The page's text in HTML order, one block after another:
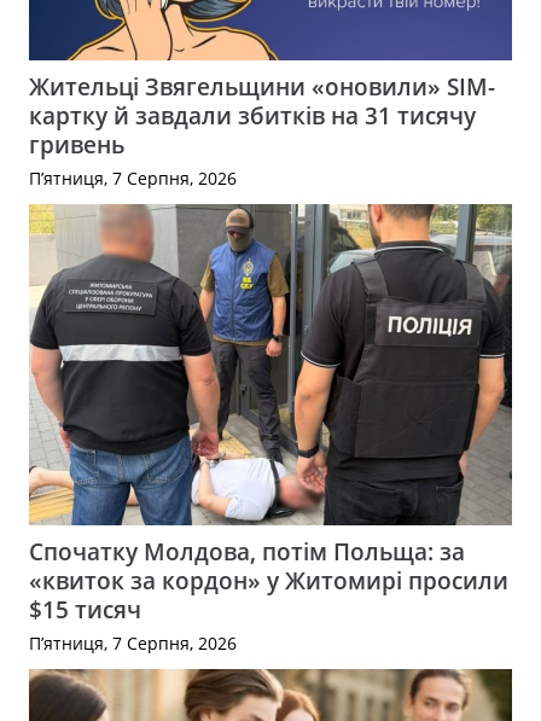
Жительці Звягельщини «оновили» SIM-
картку й завдали збитків на 31 тисячу
гривень
П’ятниця, 7 Серпня, 2026
Спочатку Молдова, потім Польща: за
«квиток за кордон» у Житомирі просили
$15 тисяч
П’ятниця, 7 Серпня, 2026